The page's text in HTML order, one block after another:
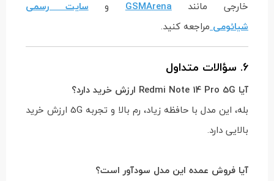
خارجی مانندGSMArenaوسایت رسمی
شیائومی مراجعه کنید.
6. سؤالات متداول
آیا Redmi Note 14 Pro 5G ارزش خرید دارد؟
بله، این مدل با حافظه زیاد، رم بالا و تجربه 5G ارزش خرید
بالایی دارد.
آیا فروش عمده این مدل سودآور است؟